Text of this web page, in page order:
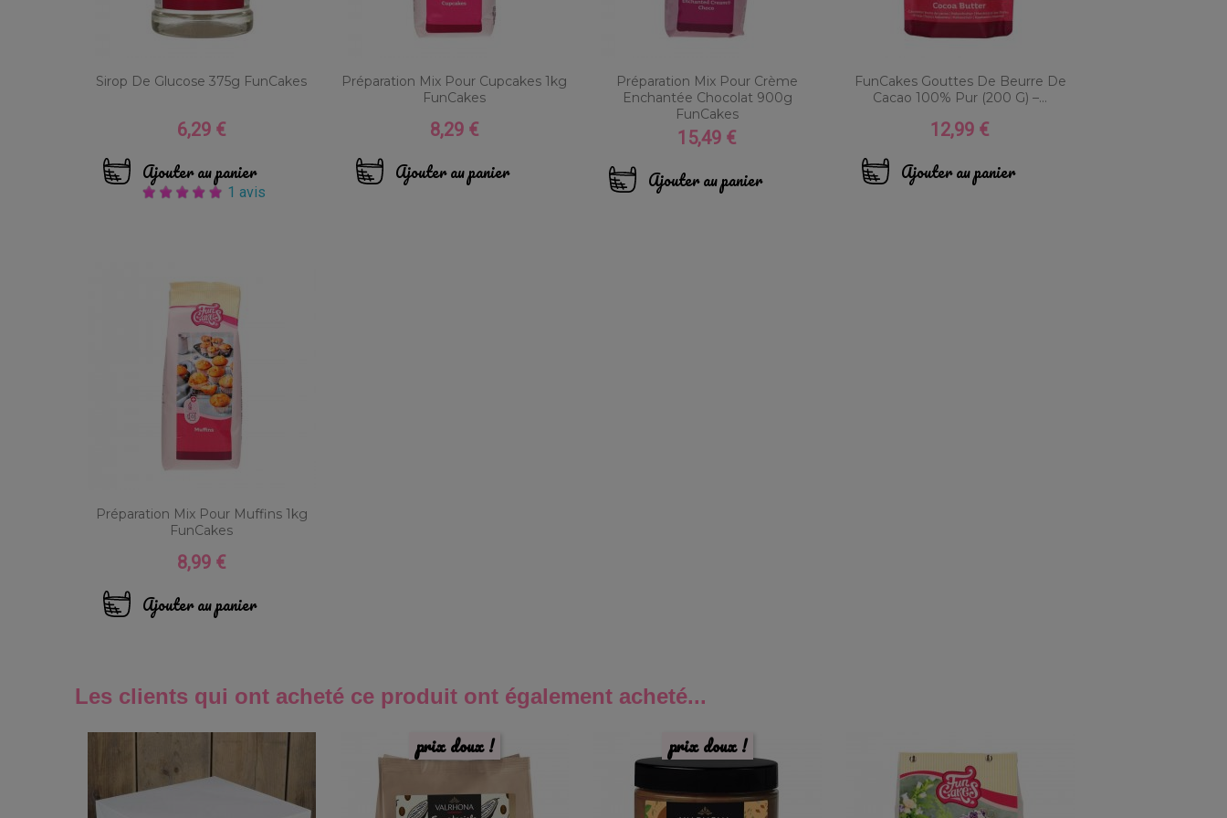
Sirop De Glucose 375g FunCakes
Prix
6,29 €
Ajouter au panier
1 avis
Préparation Mix Pour Cupcakes 1kg
FunCakes
Prix
8,29 €
Ajouter au panier
Préparation Mix Pour Crème
Enchantée Chocolat 900g
FunCakes
Prix
15,49 €
Ajouter au panier
FunCakes Gouttes De Beurre De
Cacao 100% Pur (200 G) –...
Prix
12,99 €
Ajouter au panier
Préparation Mix Pour Muffins 1kg
FunCakes
Prix
8,99 €
Ajouter au panier
Les clients qui ont acheté ce produit ont également acheté...
prix doux ! prix doux !